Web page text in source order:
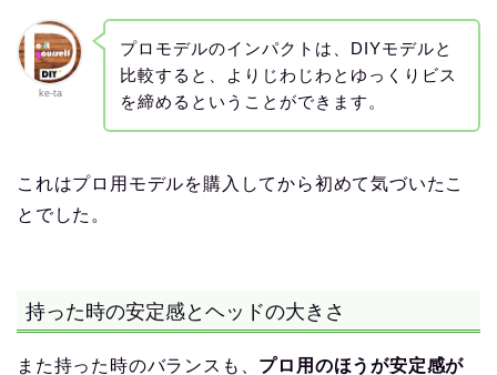
ke-ta
プロモデルのインパクトは、DIYモデルと
比較すると、よりじわじわとゆっくりビス
を締めるということができます。
これはプロ用モデルを購入してから初めて気づいたこ
とでした。
持った時の安定感とヘッドの大きさ
また持った時のバランスも、 プロ用のほうが安定感が